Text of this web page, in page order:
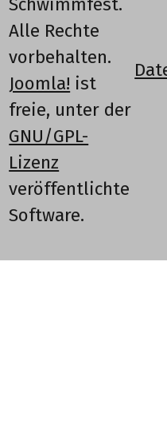
Schwimmfest.
Alle Rechte
vorbehalten.
Joomla! ist
freie, unter der
GNU/GPL-
Lizenz
veröffentlichte
Software.